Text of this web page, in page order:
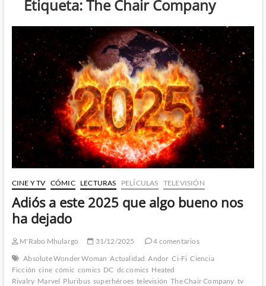
Etiqueta:The Chair Company
CINE Y TV CÓMIC LECTURAS PELÍCULAS TELEVISIÓN
Adiós a este 2025 que algo bueno nos
ha dejado
M'Rabo Mhulargo 31/12/2025
4 comentarios
Absolute Wonder Woman Actualidad Andor Ci-Fi Ciencia
Ficción cine cómic comics DC dc comics Heated
Rivalry Marvel Pluribus superhéroes televisión The Chair Company tv